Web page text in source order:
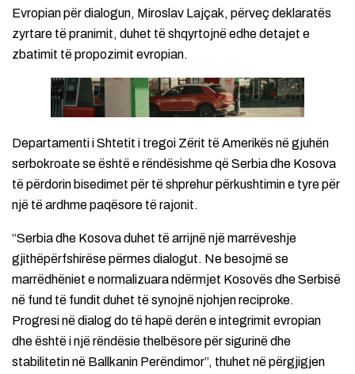
Evropian për dialogun, Miroslav Lajçak, përveç deklaratës
zyrtare të pranimit, duhet të shqyrtojnë edhe detajet e
zbatimit të propozimit evropian.
Departamenti i Shtetit i tregoi Zërit të Amerikës në gjuhën
serbokroate se është e rëndësishme që Serbia dhe Kosova
të përdorin bisedimet për të shprehur përkushtimin e tyre për
një të ardhme paqësore të rajonit.
“Serbia dhe Kosova duhet të arrijnë një marrëveshje
gjithëpërfshirëse përmes dialogut. Ne besojmë se
marrëdhëniet e normalizuara ndërmjet Kosovës dhe Serbisë
në fund të fundit duhet të synojnë njohjen reciproke.
Progresi në dialog do të hapë derën e integrimit evropian
dhe është i një rëndësie thelbësore për sigurinë dhe
stabilitetin në Ballkanin Perëndimor”, thuhet në përgjigjen